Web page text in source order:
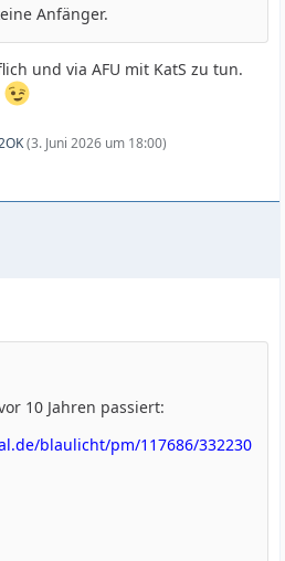
Anfänger.
und via AFU mit KatS zu tun.
(3. Juni 2026 um 18:00)
10 Jahren passiert:
blaulicht/pm/117686/332230